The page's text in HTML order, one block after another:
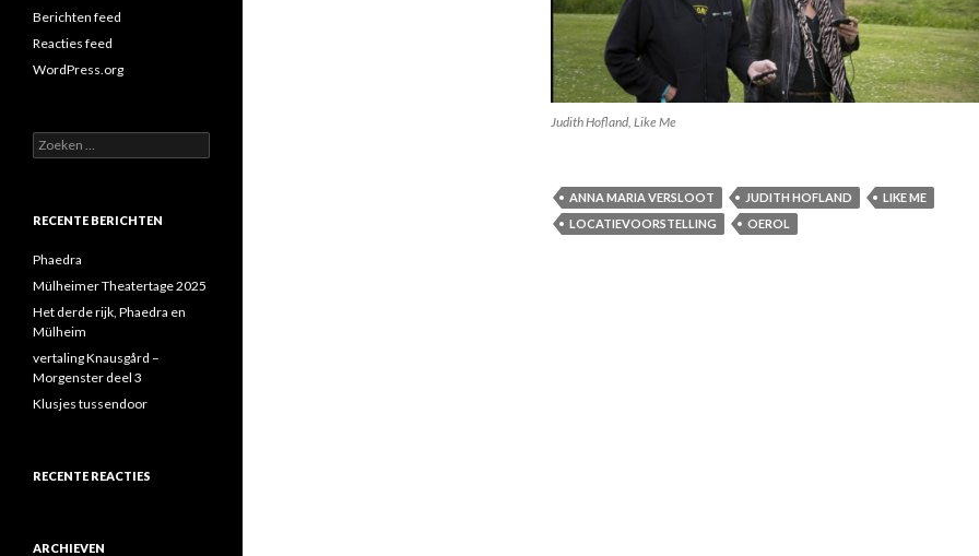
Judith Hofland, Like Me
ANNA MARIA VERSLOOT JUDITH HOFLAND
LIKE ME
LOCATIEVOORSTELLING
OEROL
Berichten feed
Reacties feed
WordPress.org
Zoeken
naar:
RECENTE BERICHTEN
Phaedra
Mülheimer Theatertage 2025
Het derde rijk, Phaedra en
Mülheim
vertaling Knausgård –
Morgenster deel 3
Klusjes tussendoor
RECENTE REACTIES
ARCHIEVEN